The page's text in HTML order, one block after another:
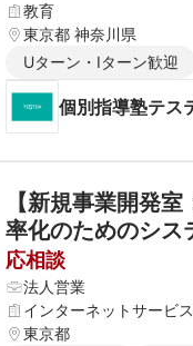
教育
東京都 神奈川県
Uターン・Iターン歓迎
個別指導塾テス
【新規事業開発
率化のためのシス
応相談
法人営業
インターネットサービ
東京都